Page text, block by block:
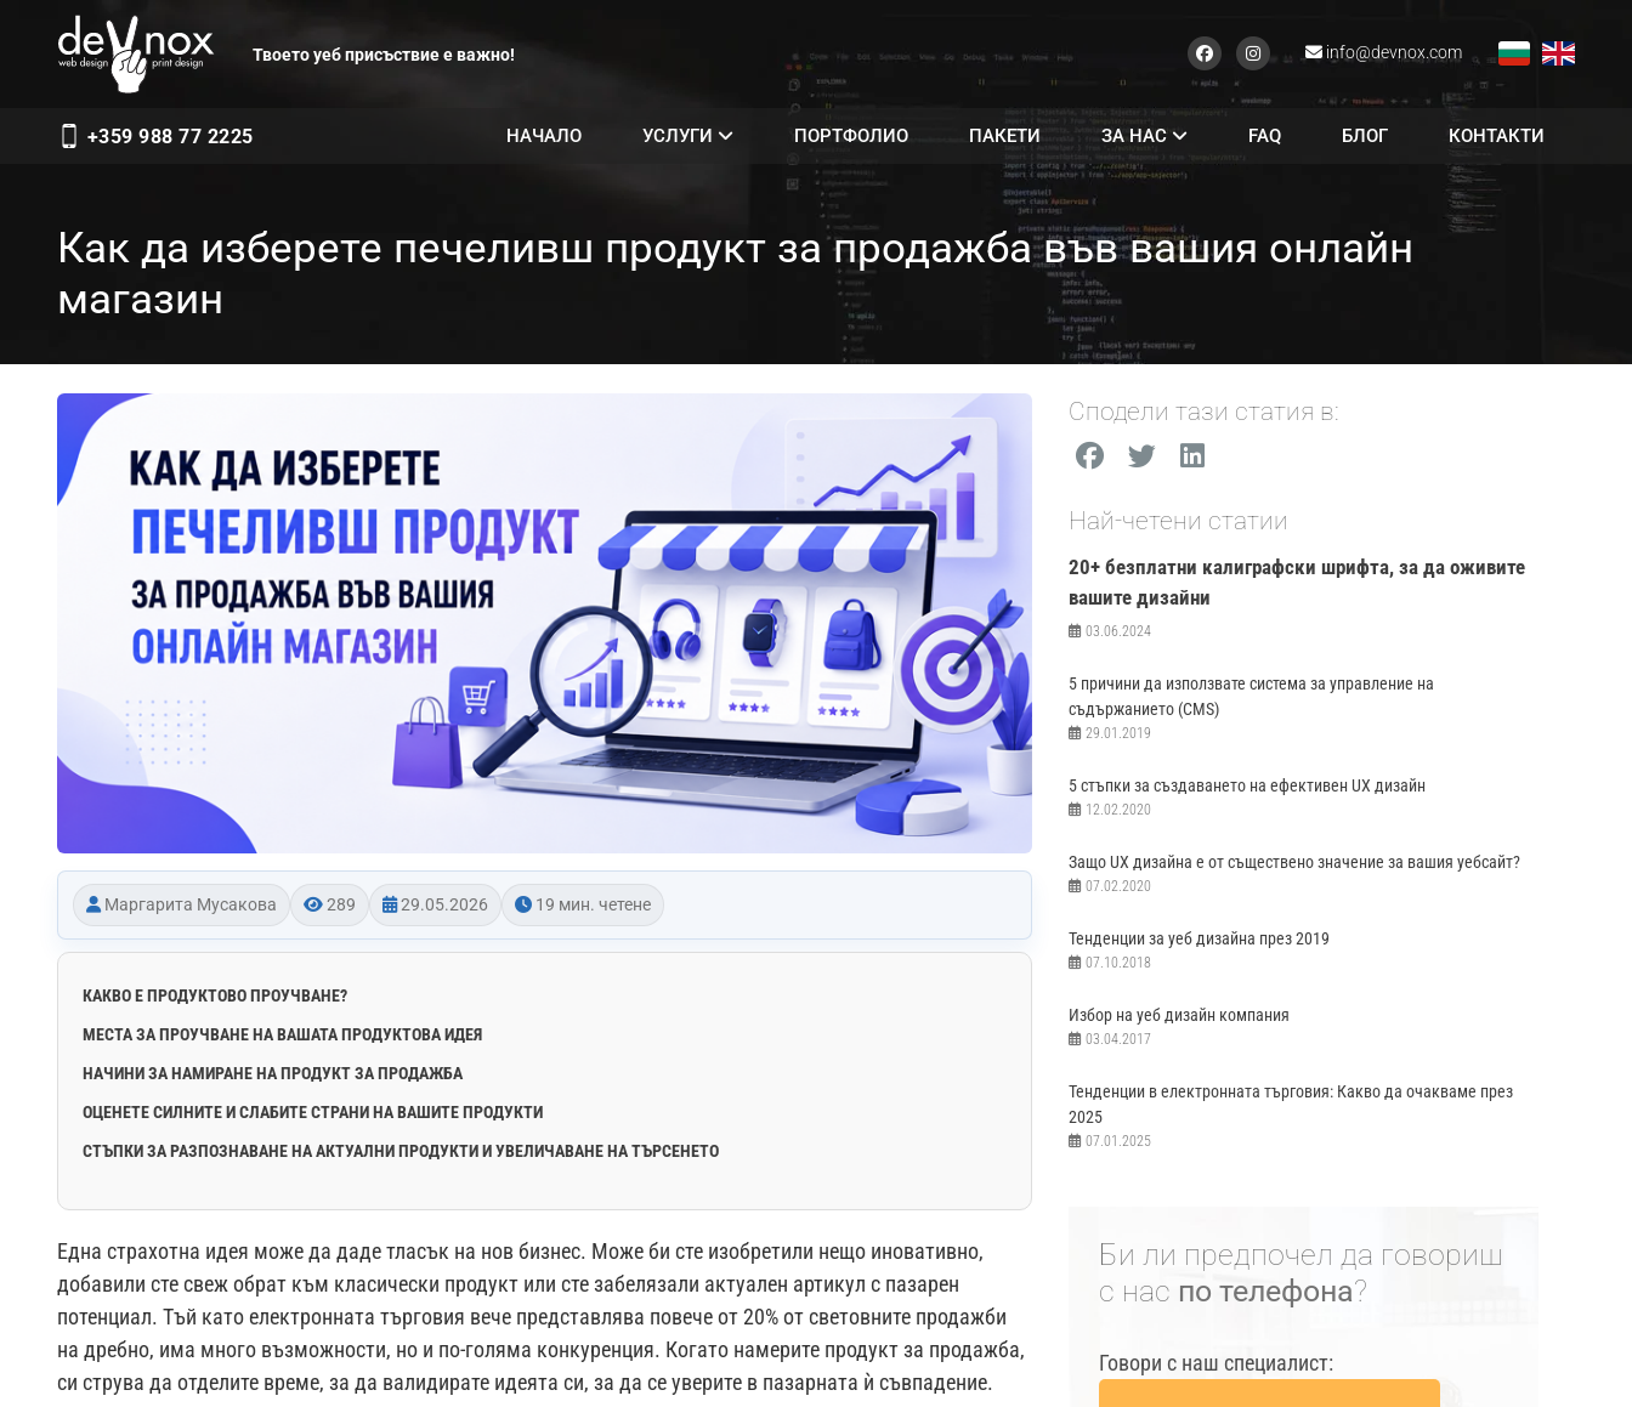
Твоето уеб присъствие е важно! info@devnox.com
+359 988 77 2225 НАЧАЛО УСЛУГИ ПОРТФОЛИО ПАКЕТИ ЗА НАС FAQ БЛОГ КОНТАКТИ
Как да изберете печеливш продукт за продажба във вашия онлайн
магазин
Маргарита Мусакова 289 29.05.2026 19 мин. четене
КАКВО Е ПРОДУКТОВО ПРОУЧВАНЕ?
МЕСТА ЗА ПРОУЧВАНЕ НА ВАШАТА ПРОДУКТОВА ИДЕЯ
НАЧИНИ ЗА НАМИРАНЕ НА ПРОДУКТ ЗА ПРОДАЖБА
ОЦЕНЕТЕ СИЛНИТЕ И СЛАБИТЕ СТРАНИ НА ВАШИТЕ ПРОДУКТИ
СТЪПКИ ЗА РАЗПОЗНАВАНЕ НА АКТУАЛНИ ПРОДУКТИ И УВЕЛИЧАВАНЕ НА ТЪРСЕНЕТО
Една страхотна идея може да даде тласък на нов бизнес. Може би сте изобретили нещо иновативно,
добавили сте свеж обрат към класически продукт или сте забелязали актуален артикул с пазарен
потенциал. Тъй като електронната търговия вече представлява повече от 20% от световните продажби
на дребно, има много възможности, но и по-голяма конкуренция. Когато намерите продукт за продажба,
си струва да отделите време, за да валидирате идеята си, за да се уверите в пазарната ѝ съвпадение.
Сподели тази статия в:
Най-четени статии
20+ безплатни калиграфски шрифта, за да оживите
вашите дизайни
03.06.2024
5 причини да използвате система за управление на
съдържанието (CMS)
29.01.2019
5 стъпки за създаването на ефективен UX дизайн
12.02.2020
Защо UX дизайна е от съществено значение за вашия уебсайт?
07.02.2020
Тенденции за уеб дизайна през 2019
07.10.2018
Избор на уеб дизайн компания
03.04.2017
Тенденции в електронната търговия: Какво да очакваме през
2025
07.01.2025
Би ли предпочел да говориш
с нас по телефона?
Говори с наш специалист: